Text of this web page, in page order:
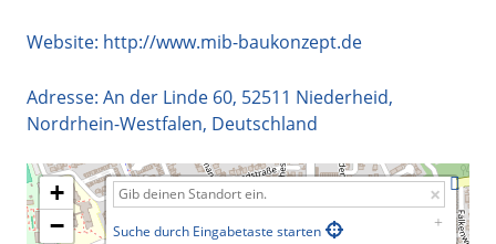
Website: http://www.mib-baukonzept.de
Adresse: An der Linde 60, 52511 Niederheid,
Nordrhein-Westfalen, Deutschland
+
−
Suche durch Eingabetaste starten